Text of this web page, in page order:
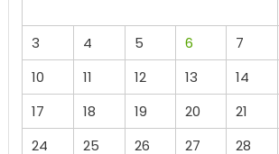
3
4 5 6 7
10
11 12 13 14
17
18 19 20 21
24
25 26 27 28